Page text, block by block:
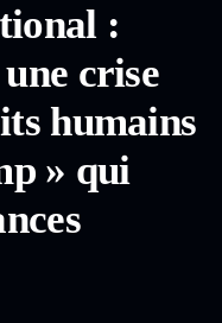
:
crise
humains
» qui